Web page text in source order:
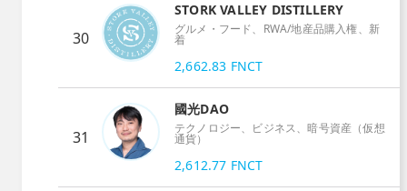
30
STORK VALLEY DISTILLERY
グルメ・フード、RWA/地産品購入権、新
着
2,662.83 FNCT
31
國光DAO
テクノロジー、ビジネス、暗号資産（仮想
通貨）
2,612.77 FNCT